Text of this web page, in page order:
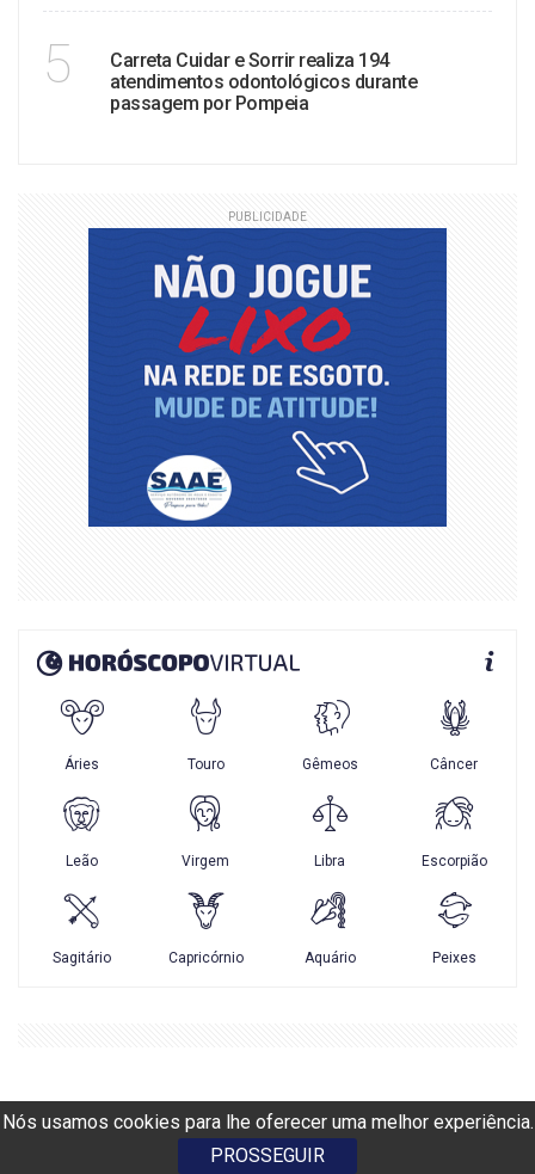
Nós usamos cookies para lhe oferecer uma melhor experiência.
PROSSEGUIR
5
Carreta Cuidar e Sorrir realiza 194
atendimentos odontológicos durante
passagem por Pompeia
PUBLICIDADE